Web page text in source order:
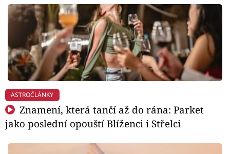
ASTROČLÁNKY
Znamení, která tančí až do rána: Parket
jako poslední opouští Blíženci i Střelci